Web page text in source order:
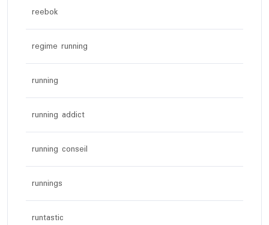
reebok
regime running
running
running addict
running conseil
runnings
runtastic